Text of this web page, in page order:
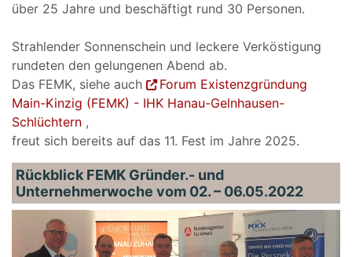
über 25 Jahre und beschäftigt rund 30 Personen.
Strahlender Sonnenschein und leckere Verköstigung
rundeten den gelungenen Abend ab.
Das FEMK, siehe auch
Forum Existenzgründung
Main-Kinzig (FEMK) - IHK Hanau-Gelnhausen-
Schlüchtern ,
freut sich bereits auf das 11. Fest im Jahre 2025.
Rückblick FEMK Gründer.- und
Unternehmerwoche vom 02. – 06.05.2022